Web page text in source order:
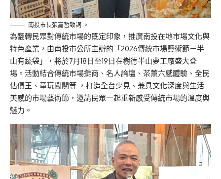
南投市長張嘉哲致詞 。
為翻轉民眾對傳統市場的既定印象， 推廣南投在地市場文化與
特色產業，由南投市公所主辦的「 2026傳統市場藝術節－半
山有蔬袋」， 將於7月18日至19日在樹德半山夢工廠盛大登
場。 活動結合傳統市場攤商、名人論壇、茶薰六感體驗、全民
估價王、童玩闖關等 ，打造全台少見、兼具文化深度與生活
美感的市場藝術節， 邀請民眾一起重新感受傳統市場的溫度與
魅力。